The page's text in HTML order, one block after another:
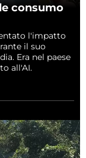
consumo
l'impatto
il suo
Era nel paese
all'AI.